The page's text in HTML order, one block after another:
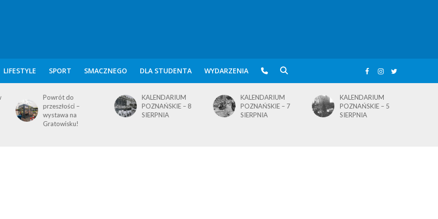
LIFESTYLE SPORT SMACZNEGO DLA STUDENTA WYDARZENIA
KALENDARIUM
POZNAŃSKIE – 8
SIERPNIA
KALENDARIUM
POZNAŃSKIE – 7
SIERPNIA
KALENDARIUM
POZNAŃSKIE – 5
SIERPNIA
KALENDARIUM
POZNAŃSKIE – 4
SIERPNIA